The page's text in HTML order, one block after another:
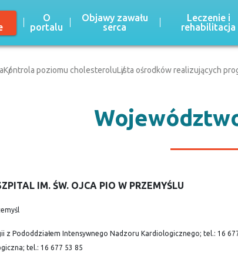
O
portalu
Objawy zawału
serca
Leczenie i
rehabilitacja
Kontrola poziomu cholesteroluLista ośrodków realizujących
IM. ŚW. OJCA PIO W PRZEMYŚLU
z Pododdziałem Intensywnego Nadzoru Kardiologicznego; tel.: 16
tel.: 16 677 53 85